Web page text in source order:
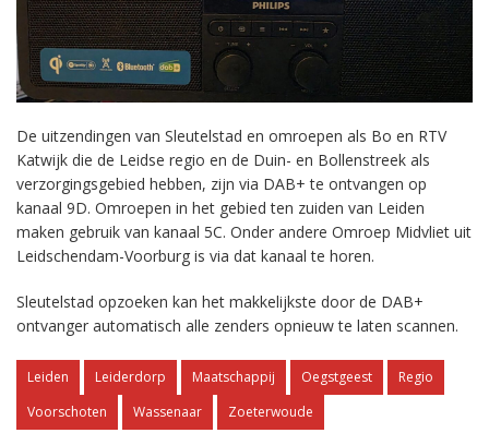
De uitzendingen van Sleutelstad en omroepen als Bo en RTV
Katwijk die de Leidse regio en de Duin- en Bollenstreek als
verzorgingsgebied hebben, zijn via DAB+ te ontvangen op
kanaal 9D. Omroepen in het gebied ten zuiden van Leiden
maken gebruik van kanaal 5C. Onder andere Omroep Midvliet uit
Leidschendam-Voorburg is via dat kanaal te horen.
Sleutelstad opzoeken kan het makkelijkste door de DAB+
ontvanger automatisch alle zenders opnieuw te laten scannen.
Leiden Leiderdorp Maatschappij Oegstgeest
Regio
Voorschoten
Wassenaar Zoeterwoude